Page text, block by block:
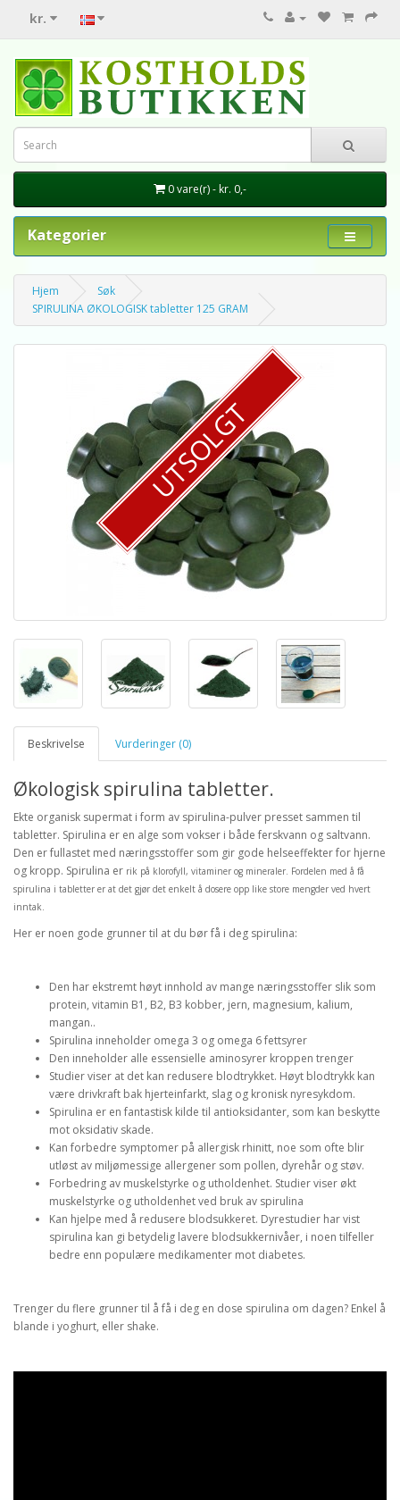
kr.
0 vare(r) - kr. 0,-
Kategorier
Hjem
Søk
SPIRULINA ØKOLOGISK tabletter 125 GRAM
UTSOLGT
Beskrivelse Vurderinger (0)
Økologisk spirulina tabletter.
Ekte organisk supermat i form av spirulina-pulver presset sammen til
tabletter. Spirulina er en alge som vokser i både ferskvann og saltvann.
Den er fullastet med næringsstoffer som gir gode helseeffekter for hjerne
og kropp. Spirulina er rik på klorofyll, vitaminer og mineraler. Fordelen med å få
spirulina i tabletter er at det gjør det enkelt å dosere opp like store mengder ved hvert
inntak.
Her er noen gode grunner til at du bør få i deg spirulina:
Den har ekstremt høyt innhold av mange næringsstoffer slik som
protein, vitamin B1, B2, B3 kobber, jern, magnesium, kalium,
mangan..
Spirulina inneholder omega 3 og omega 6 fettsyrer
Den inneholder alle essensielle aminosyrer kroppen trenger
Studier viser at det kan redusere blodtrykket. Høyt blodtrykk kan
være drivkraft bak hjerteinfarkt, slag og kronisk nyresykdom.
Spirulina er en fantastisk kilde til antioksidanter, som kan beskytte
mot oksidativ skade.
Kan forbedre symptomer på allergisk rhinitt, noe som ofte blir
utløst av miljømessige allergener som pollen, dyrehår og støv.
Forbedring av muskelstyrke og utholdenhet. Studier viser økt
muskelstyrke og utholdenhet ved bruk av spirulina
Kan hjelpe med å redusere blodsukkeret. Dyrestudier har vist
spirulina kan gi betydelig lavere blodsukkernivåer, i noen tilfeller
bedre enn populære medikamenter mot diabetes.
Trenger du flere grunner til å få i deg en dose spirulina om dagen? Enkel å
blande i yoghurt, eller shake.